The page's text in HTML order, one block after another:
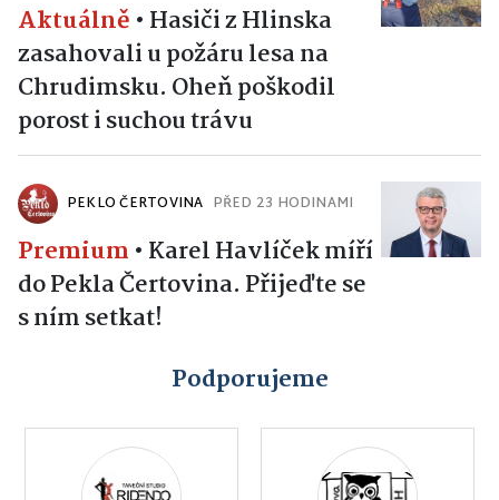
Aktuálně • Hasiči z Hlinska
zasahovali u požáru lesa na
Chrudimsku. Oheň poškodil
porost i suchou trávu
PEKLO ČERTOVINA PŘED 23 HODINAMI
Premium • Karel Havlíček míří
do Pekla Čertovina. Přijeďte se
s ním setkat!
Podporujeme